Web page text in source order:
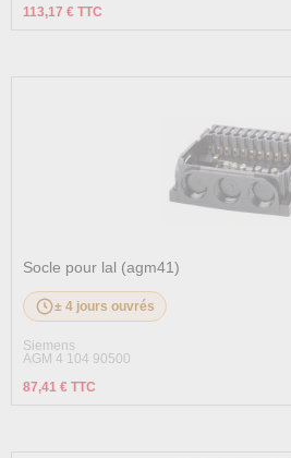
113,17 € TTC
Socle pour lal (agm41)
± 4 jours ouvrés
Siemens
AGM 4 104 90500
87,41 € TTC